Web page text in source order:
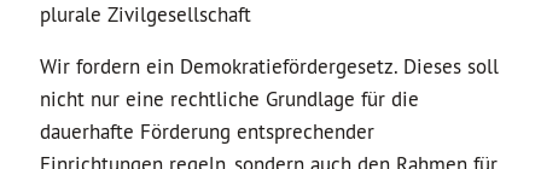
plurale Zivilgesellschaft
Wir fordern ein Demokratiefördergesetz. Dieses soll
nicht nur eine rechtliche Grundlage für die
dauerhafte Förderung entsprechender